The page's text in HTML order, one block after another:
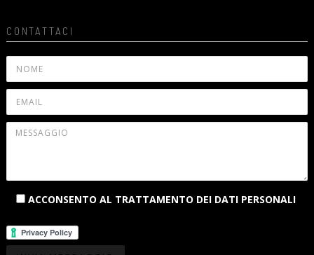
CONTATTACI
ACCONSENTO AL TRATTAMENTO DEI DATI PERSONALI